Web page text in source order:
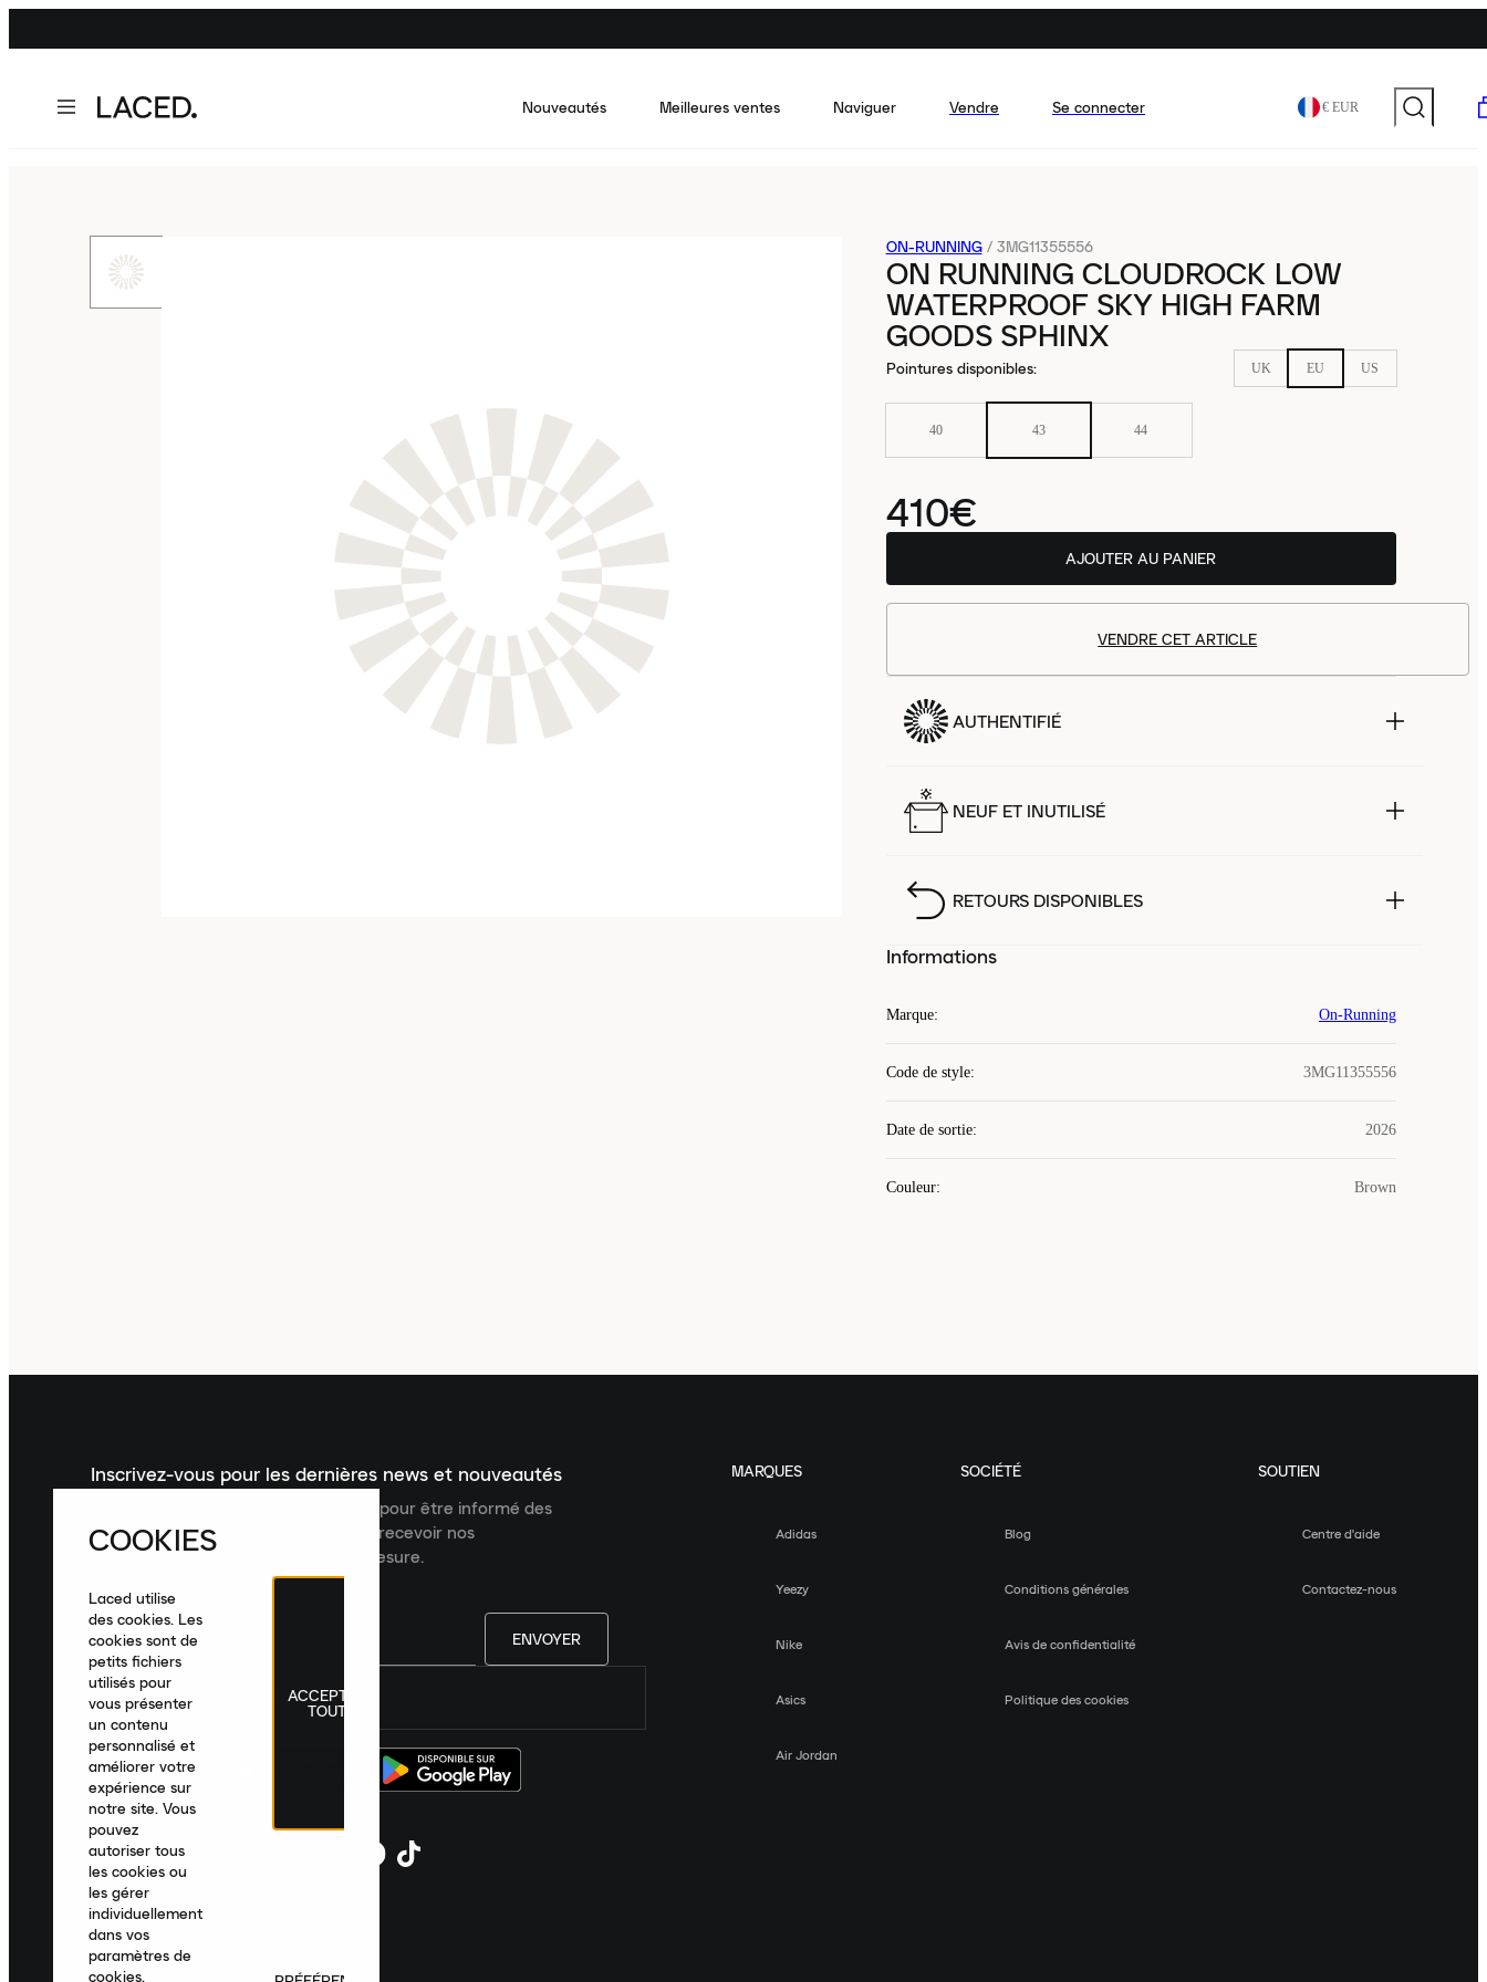
Nouveautés Meilleures ventes Naviguer Vendre Se connecter € EUR
ON-RUNNING / 3MG11355556
ON RUNNING CLOUDROCK LOW
WATERPROOF SKY HIGH FARM
GOODS SPHINX
Pointures disponibles: UK EU US
40 43 44
410€
AJOUTER AU PANIER
VENDRE CET ARTICLE
AUTHENTIFIÉ
NEUF ET INUTILISÉ
RETOURS DISPONIBLES
Informations
Marque: On-Running
Code de style: 3MG11355556
Date de sortie: 2026
Couleur: Brown
Inscrivez-vous pour les dernières news et nouveautés
Inscrivez-vous à la newsletter Laced pour être informé des
dernières nouveautés, collections et recevoir nos
recommandations de produits sur mesure.
ENVOYER
France|Français
MARQUES
Adidas
Yeezy
Nike
Asics
Air Jordan
SOCIÉTÉ
Blog
Conditions générales
Avis de confidentialité
Politique des cookies
SOUTIEN
Centre d'aide
Contactez-nous
COOKIES
Laced utilise
des cookies. Les
cookies sont de
petits fichiers
utilisés pour
vous présenter
un contenu
personnalisé et
améliorer votre
expérience sur
notre site. Vous
pouvez
autoriser tous
les cookies ou
les gérer
individuellement
dans vos
paramètres de
cookies.
ACCEPTER
TOUT